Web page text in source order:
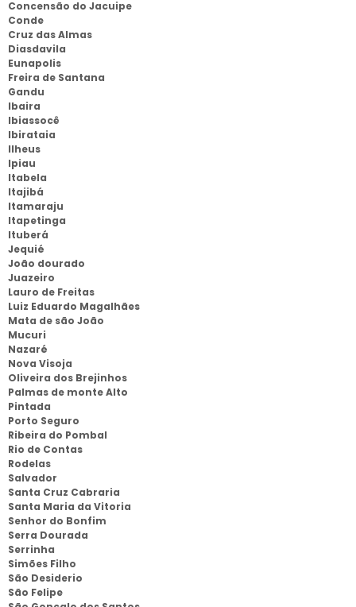
Concensão do Jacuipe
Conde
Cruz das Almas
Diasdavila
Eunapolis
Freira de Santana
Gandu
Ibaira
Ibiassocê
Ibirataia
Ilheus
Ipiau
Itabela
Itajibá
Itamaraju
Itapetinga
Ituberá
Jequié
João dourado
Juazeiro
Lauro de Freitas
Luiz Eduardo Magalhães
Mata de são João
Mucuri
Nazaré
Nova Visoja
Oliveira dos Brejinhos
Palmas de monte Alto
Pintada
Porto Seguro
Ribeira do Pombal
Rio de Contas
Rodelas
Salvador
Santa Cruz Cabraria
Santa Maria da Vitoria
Senhor do Bonfim
Serra Dourada
Serrinha
Simões Filho
São Desiderio
São Felipe